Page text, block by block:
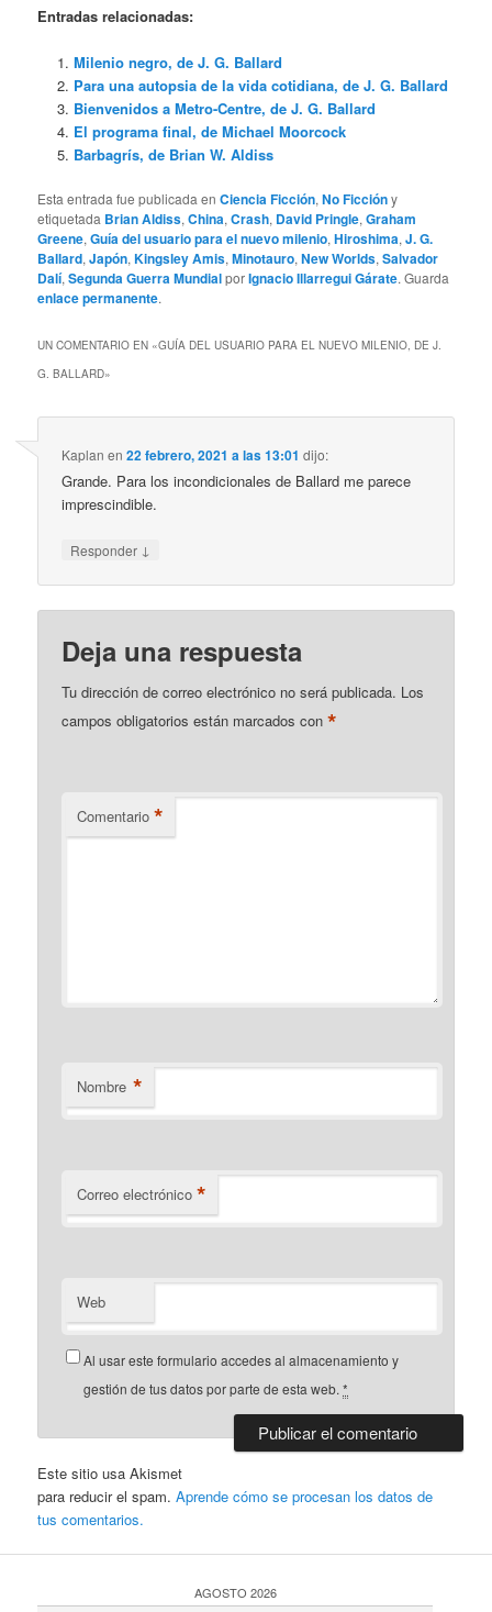
Entradas relacionadas:
Milenio negro, de J. G. Ballard
Para una autopsia de la vida cotidiana, de J. G. Ballard
Bienvenidos a Metro-Centre, de J. G. Ballard
El programa final, de Michael Moorcock
Barbagrís, de Brian W. Aldiss
Esta entrada fue publicada enCiencia Ficción,No Ficcióny
etiquetada Brian Aldiss,China,Crash, David Pringle,Graham
Greene,Guía del usuario para el nuevo milenio,Hiroshima,J. G.
Ballard,Japón,Kingsley Amis,Minotauro,New Worlds,Salvador
Dalí,Segunda Guerra MundialporIgnacio Illarregui Gárate. Guarda
enlace permanente.
UN COMENTARIO EN «GUÍA DEL USUARIO PARA EL NUEVO MILENIO, DE J.
G. BALLARD»
Kaplan en22 febrero, 2021 a las 13:01 dijo:
Grande. Para los incondicionales de Ballard me parece
imprescindible.
Responder ↓
Deja una respuesta
Tu dirección de correo electrónico no será publicada. Los
campos obligatorios están marcados con*
Comentario *
Nombre *
Correo electrónico *
Web
Al usar este formulario accedes al almacenamiento y
gestión de tus datos por parte de esta web.*
Este sitio usa Akismet
para reducir el spam.Aprende cómo se procesan los datos de
tus comentarios.
AGOSTO 2026